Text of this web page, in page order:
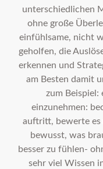
unterschiedlichen
ohne große
einfühlsame, nicht
geholfen, die
erkennen und
am Besten damit
zum Beispiel:
einzunehmen:
auftritt, bewerte es
bewusst, was
besser zu fühlen-
sehr viel Wissen